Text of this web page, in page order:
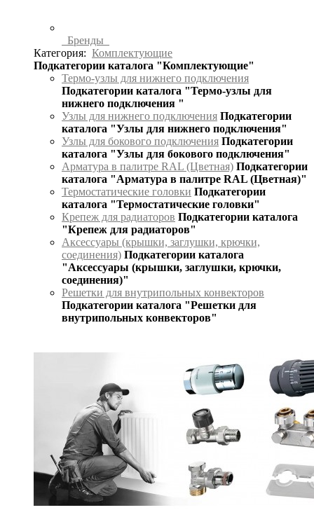
Бренды
Категория: Комплектующие
Подкатегории каталога "Комплектующие"
Термо-узлы для нижнего подключения
Подкатегории каталога "Термо-узлы для
нижнего подключения "
Узлы для нижнего подключения Подкатегории
каталога "Узлы для нижнего подключения"
Узлы для бокового подключения Подкатегории
каталога "Узлы для бокового подключения"
Арматура в палитре RAL (Цветная) Подкатегории
каталога "Арматура в палитре RAL (Цветная)"
Термостатические головки Подкатегории
каталога "Термостатические головки"
Крепеж для радиаторов Подкатегории каталога
"Крепеж для радиаторов"
Аксессуары (крышки, заглушки, крючки,
соединения) Подкатегории каталога
"Аксессуары (крышки, заглушки, крючки,
соединения)"
Решетки для внутрипольных конвекторов
Подкатегории каталога "Решетки для
внутрипольных конвекторов"